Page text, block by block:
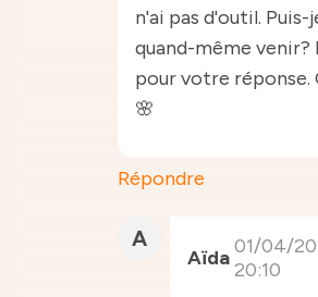
n'ai pas d'outil. Puis-
quand-même venir?
pour votre réponse.
🌸
Répondre
A
Aïda01/04/
20:10